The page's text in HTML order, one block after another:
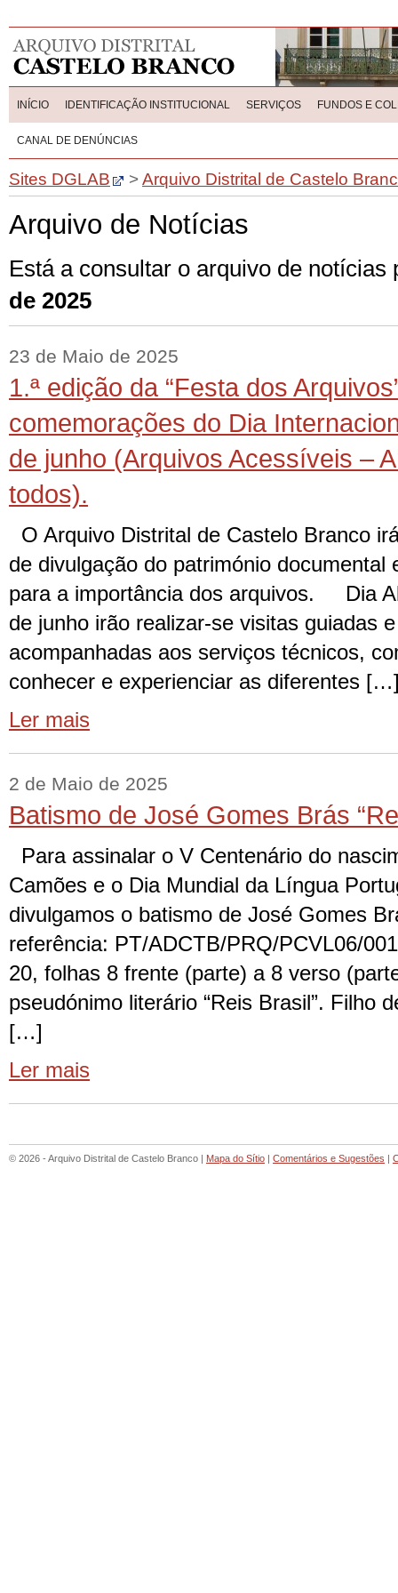
INÍCIO IDENTIFICAÇÃO INSTITUCIONAL SERVIÇOS FUNDOS E
CANAL DE DENÚNCIAS
Sites DGLAB >Arquivo Distrital de Castelo
Arquivo de Notícias
Está a consultar o arquivo de
de 2025
23 de Maio de 2025
1.ª edição da “Festa dos
comemorações do Dia
de junho (Arquivos Acessíveis –
todos).
O Arquivo Distrital de Castelo Branco
de divulgação do património documental
para a importância dos arquivos. Dia
de junho irão realizar-se visitas guiadas
acompanhadas aos serviços técnicos,
conhecer e experienciar as diferentes
Ler mais
2 de Maio de 2025
Batismo de José Gomes Brás
Para assinalar o V Centenário do
Camões e o Dia Mundial da Língua
divulgamos o batismo de José Gomes
referência: PT/ADCTB/PRQ/PCVL06/
20, folhas 8 frente (parte) a 8 verso
pseudónimo literário “Reis Brasil”. Filho
[…]
Ler mais
© 2026 - Arquivo Distrital de Castelo Branco | Mapa do Sítio | Comentários e Sugestões |